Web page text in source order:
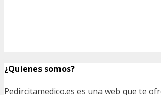
¿Quienes somos?
Pedircitamedico.es es una web que te